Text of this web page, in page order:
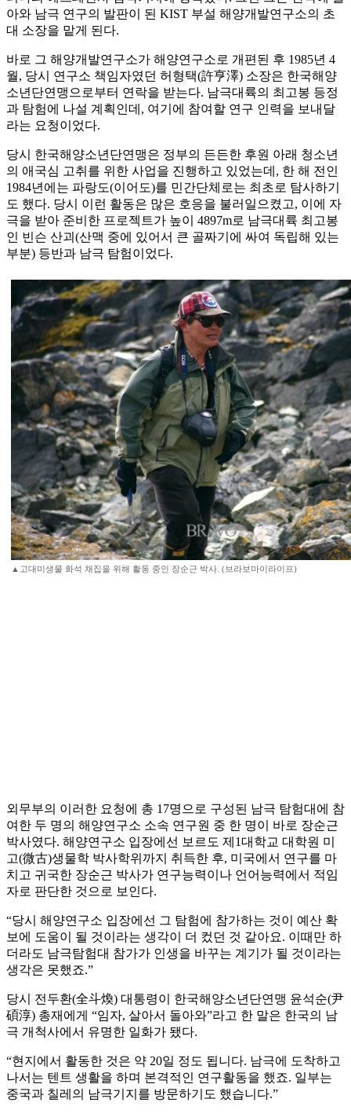
아와 남극 연구의 발판이 된 KIST 부설 해양개발연구소의 초
대 소장을 맡게 된다.
바로 그 해양개발연구소가 해양연구소로 개편된 후 1985년 4
월, 당시 연구소 책임자였던 허형택(許亨澤) 소장은 한국해양
소년단연맹으로부터 연락을 받는다. 남극대륙의 최고봉 등정
과 탐험에 나설 계획인데, 여기에 참여할 연구 인력을 보내달
라는 요청이었다.
당시 한국해양소년단연맹은 정부의 든든한 후원 아래 청소년
의 애국심 고취를 위한 사업을 진행하고 있었는데, 한 해 전인
1984년에는 파랑도(이어도)를 민간단체로는 최초로 탐사하기
도 했다. 당시 이런 활동은 많은 호응을 불러일으켰고, 이에 자
극을 받아 준비한 프로젝트가 높이 4897m로 남극대륙 최고봉
인 빈슨 산괴(산맥 중에 있어서 큰 골짜기에 싸여 독립해 있는
부분) 등반과 남극 탐험이었다.
▲고대미생물 화석 채집을 위해 활동 중인 장순근 박사. (브라보마이라이프)
외무부의 이러한 요청에 총 17명으로 구성된 남극 탐험대에 참
여한 두 명의 해양연구소 소속 연구원 중 한 명이 바로 장순근
박사였다. 해양연구소 입장에선 보르도 제1대학교 대학원 미
고(微古)생물학 박사학위까지 취득한 후, 미국에서 연구를 마
치고 귀국한 장순근 박사가 연구능력이나 언어능력에서 적임
자로 판단한 것으로 보인다.
“당시 해양연구소 입장에선 그 탐험에 참가하는 것이 예산 확
보에 도움이 될 것이라는 생각이 더 컸던 것 같아요. 이때만 하
더라도 남극탐험대 참가가 인생을 바꾸는 계기가 될 것이라는
생각은 못했죠.”
당시 전두환(全斗煥) 대통령이 한국해양소년단연맹 윤석순(尹
碩淳) 총재에게 “임자, 살아서 돌아와”라고 한 말은 한국의 남
극 개척사에서 유명한 일화가 됐다.
“현지에서 활동한 것은 약 20일 정도 됩니다. 남극에 도착하고
나서는 텐트 생활을 하며 본격적인 연구활동을 했죠. 일부는
중국과 칠레의 남극기지를 방문하기도 했습니다.”